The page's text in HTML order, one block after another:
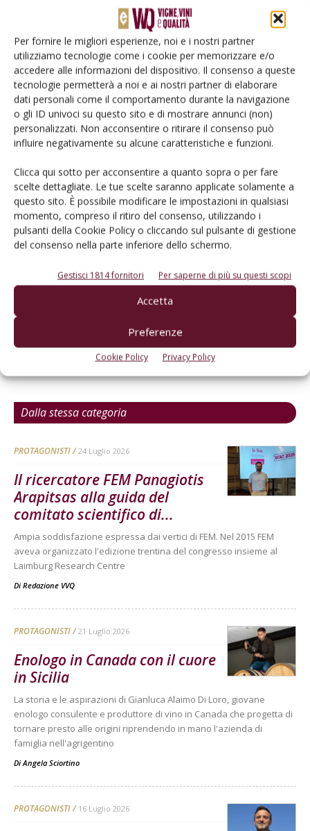
Per fornire le migliori esperienze, noi e i nostri partner
utilizziamo tecnologie come i cookie per memorizzare e/o
accedere alle informazioni del dispositivo. Il consenso a queste
tecnologie permetterà a noi e ai nostri partner di elaborare
dati personali come il comportamento durante la navigazione
o gli ID univoci su questo sito e di mostrare annunci (non)
personalizzati. Non acconsentire o ritirare il consenso può
influire negativamente su alcune caratteristiche e funzioni.
Clicca qui sotto per acconsentire a quanto sopra o per fare
scelte dettagliate. Le tue scelte saranno applicate solamente a
questo sito. È possibile modificare le impostazioni in qualsiasi
momento, compreso il ritiro del consenso, utilizzando i
pulsanti della Cookie Policy o cliccando sul pulsante di gestione
del consenso nella parte inferiore dello schermo.
Gestisci 1814 fornitori Per saperne di più su questi scopi
Accetta
Preferenze
Cookie Policy Privacy Policy
Catalogo Aziende e Prodotti
Un modo semplice per cercare un'azienda o un
prodotto!
Cerca adesso
L'Esperto risponde
I consigli di Terra e Vita agli agricoltori
Cerca adesso
Dalla stessa categoria
PROTAGONISTI 24 Luglio 2026
Il ricercatore FEM Panagiotis
Arapitsas alla guida del
comitato scientifico di...
Ampia soddisfazione espressa dai vertici di FEM. Nel 2015 FEM
aveva organizzato l'edizione trentina del congresso insieme al
Laimburg Research Centre
Di Redazione VVQ
PROTAGONISTI 21 Luglio 2026
Enologo in Canada con il cuore
in Sicilia
La storia e le aspirazioni di Gianluca Alaimo Di Loro, giovane
enologo consulente e produttore di vino in Canada che progetta di
tornare presto alle origini riprendendo in mano l'azienda di
famiglia nell'agrigentino
Di Angela Sciortino
PROTAGONISTI 16 Luglio 2026